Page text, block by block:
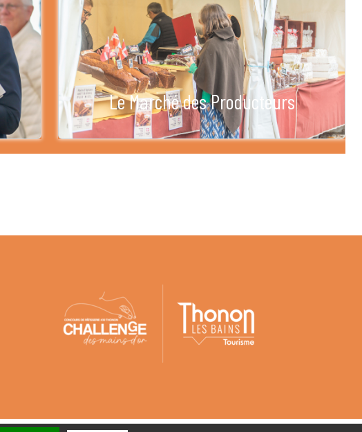
Le Marché des Producteurs